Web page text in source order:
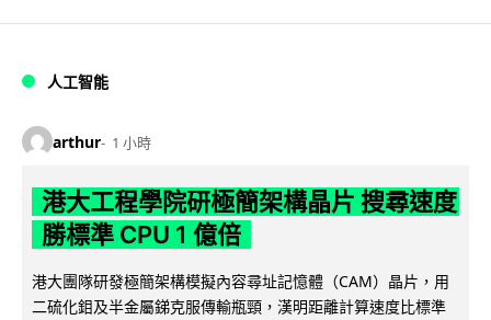
人工智能
arthur 1 小時
港大工程學院研極簡架構晶片 搜尋速度
勝標準 CPU 1 億倍
港大團隊研發極簡架構模擬內容尋址記憶體（CAM）晶片，用
二硫化鉬及半金屬銻克服傳輸瓶頸，漢明距離計算速度比標準